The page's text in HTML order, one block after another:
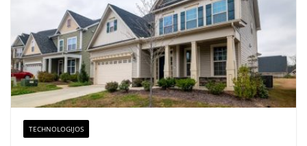
TECHNOLOGIJOS